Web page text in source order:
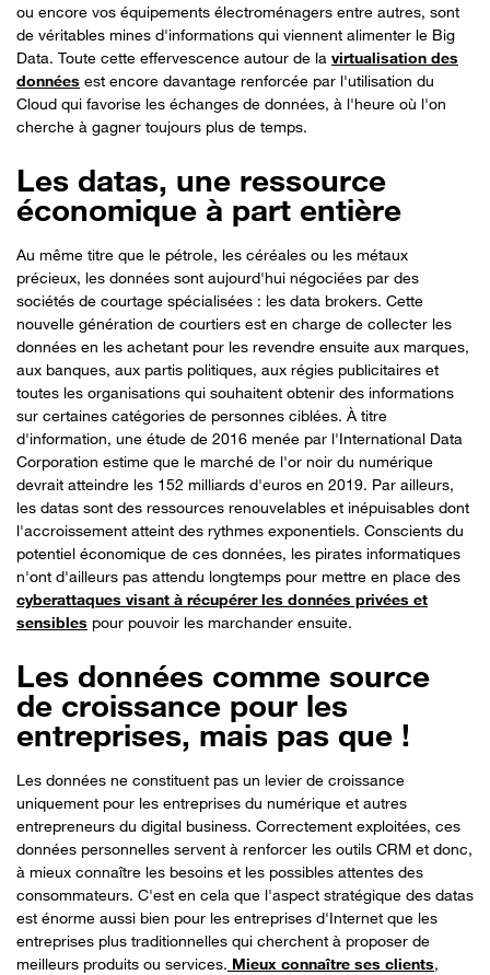
ou encore vos équipements électroménagers entre autres, sont
de véritables mines d'informations qui viennent alimenter le Big
Data. Toute cette effervescence autour de la virtualisation des
données est encore davantage renforcée par l'utilisation du
Cloud qui favorise les échanges de données, à l'heure où l'on
cherche à gagner toujours plus de temps.
Les datas, une ressource
économique à part entière
Au même titre que le pétrole, les céréales ou les métaux
précieux, les données sont aujourd'hui négociées par des
sociétés de courtage spécialisées : les data brokers. Cette
nouvelle génération de courtiers est en charge de collecter les
données en les achetant pour les revendre ensuite aux marques,
aux banques, aux partis politiques, aux régies publicitaires et
toutes les organisations qui souhaitent obtenir des informations
sur certaines catégories de personnes ciblées. À titre
d'information, une étude de 2016 menée par l'International Data
Corporation estime que le marché de l'or noir du numérique
devrait atteindre les 152 milliards d'euros en 2019. Par ailleurs,
les datas sont des ressources renouvelables et inépuisables dont
l'accroissement atteint des rythmes exponentiels. Conscients du
potentiel économique de ces données, les pirates informatiques
n'ont d'ailleurs pas attendu longtemps pour mettre en place des
cyberattaques visant à récupérer les données privées et
sensibles pour pouvoir les marchander ensuite.
Les données comme source
de croissance pour les
entreprises, mais pas que !
Les données ne constituent pas un levier de croissance
uniquement pour les entreprises du numérique et autres
entrepreneurs du digital business. Correctement exploitées, ces
données personnelles servent à renforcer les outils CRM et donc,
à mieux connaître les besoins et les possibles attentes des
consommateurs. C'est en cela que l'aspect stratégique des datas
est énorme aussi bien pour les entreprises d'Internet que les
entreprises plus traditionnelles qui cherchent à proposer de
meilleurs produits ou services. Mieux connaître ses clients,